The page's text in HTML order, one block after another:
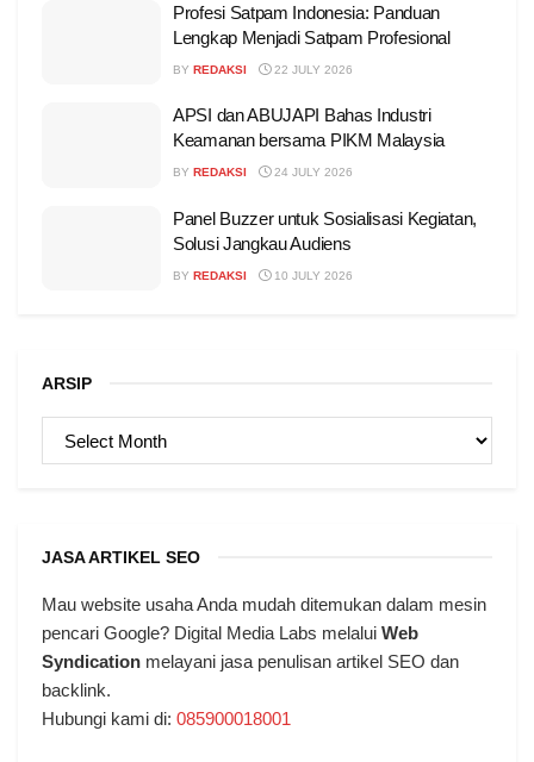
Profesi Satpam Indonesia: Panduan
Lengkap Menjadi Satpam Profesional
BY REDAKSI 22 JULY 2026
APSI dan ABUJAPI Bahas Industri
Keamanan bersama PIKM Malaysia
BY REDAKSI 24 JULY 2026
Panel Buzzer untuk Sosialisasi Kegiatan,
Solusi Jangkau Audiens
BY REDAKSI 10 JULY 2026
ARSIP
JASA ARTIKEL SEO
Mau website usaha Anda mudah ditemukan dalam mesin
pencari Google? Digital Media Labs melalui Web
Syndication melayani jasa penulisan artikel SEO dan
backlink.
Hubungi kami di: 085900018001